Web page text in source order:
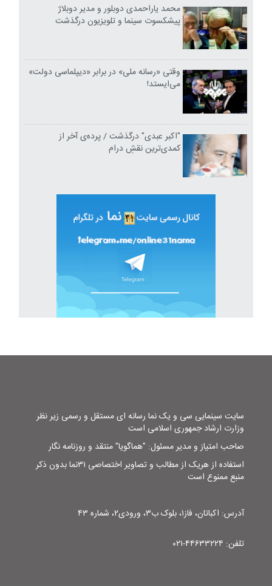
محمد یاراحمدی دوبلور و مدیر دوبلاژ
پیشکسوت سینما و تلویزیون درگذشت
وقتی «رسانه ملی» در برابر «دیپلماسی دولت»
می‌ایستد!
"اکبر عبدی" درگذشت / پرده‌ی آخر از
کمدی‌ترین نقشِ درام
سایت سینمایی سی و یک نما رسانه ای مستقل و رسمی زیر نظر
وزارت ارشاد جمهوری اسلامی است
صاحب امتیاز و مدیر مسئول: "هماگویا" منتقد و روزنامه نگار
استفاده از هریک از مطالب و تصاویر اختصاصی ۳۱نما بدون ذکر
منبع ممنوع است
آدرس: اکباتان، فاز۱، بلوک ب۳، ورودی۲، شماره ۴۳
تلفن: ۴۴۶۳۳۲۲۴-۰۲۱